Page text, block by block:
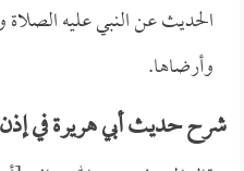
الحديث عن النبي عليه الصلاة
وأرضاها.
شرح حديث أبي هريرة في